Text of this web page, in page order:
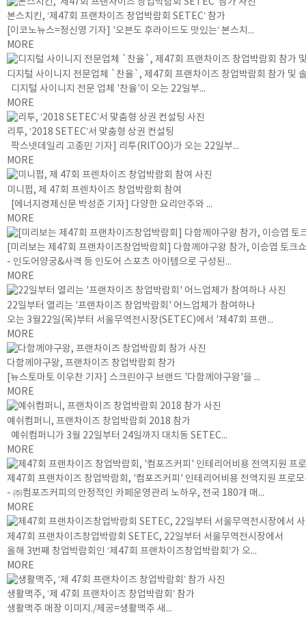
본스치킨, ‘제47회 프랜차이즈 창업박람회 SETEC’ 참가
[이코노뉴스=정신영 기자] '오븐도 후라이드도 맛있는’ 본스치...
MORE
디지털 사이니지 전문업체 `찬율`, 제47회 프랜차이즈 창업박람회 참가 및
디지털 사이니지 전문 업체 '찬율'이 오는 22일부...
MORE
리투, ‘2018 SETEC’서 맞춤형 상권 컨설팅
팍스넷데일리 고종민 기자] 리투(RITOO)가 오는 22일부...
MORE
미니펍, 제 47회 프렌차이즈 창업박람회 참여
[에너지경제신문 박성준 기자] 다양한 요리안주와 ...
MORE
[미리보는 제47회 프랜차이즈창업박람회] 다함께야구왕 참가, 이승엽 토크
- 인도어양궁&사격 등 인도어 스포츠 아이템으로 구성된...
MORE
22일부터 열리는 '프랜차이즈 창업박람회' 어느업체가 참여하나
오는 3월22일(목)부터 서울무역전시장(SETEC)에서 '제47회 프랜...
MORE
다함께야구왕, 프랜차이즈 창업박람회 참가
[뉴스토마토 이우찬 기자] 스크린야구 브랜드 '다함께야구왕'을 ...
MORE
예쉬컴퍼니, 프랜차이즈 창업박람회 2018 참가
예쉬컴퍼니가 3월 22일부터 24일까지 대치동 SETEC...
MORE
제47회 프랜차이즈 창업박람회, '컴포즈커피' 인테리어비용 전액지원 프로
- ㈜컴포즈커피의 안정적인 카페운영관리 노하우, 전국 180개 매...
MORE
제47회 프랜차이즈창업박람회 SETEC, 22일부터 서울무역전시장에서
올해 3번째 창업박람회인 ‘제47회 프랜차이즈창업박람회’가 오...
MORE
생활맥주, ‘제 47회 프랜차이즈 창업박람회’ 참가
생활맥주 매장 이미지./제공=생활맥주 새...